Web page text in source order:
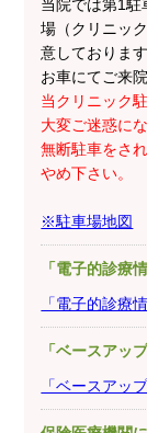
当院では第1
場（クリニッ
意しております
お車にてご来
当クリニック
大変ご迷惑に
無断駐車をさ
やめ下さい。
※駐車場地図
「電子的診療
「電子的診療
「ベースアッ
「ベースアッ